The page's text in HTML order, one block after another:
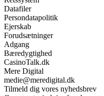
Datafiler
Persondatapolitik
Ejerskab
Forudsætninger
Adgang
Bæredygtighed
CasinoTalk.dk
Mere Digital
medie@meredigital.dk
Tilmeld dig vores nyhedsbrev